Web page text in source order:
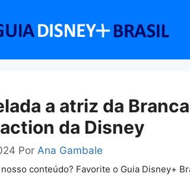
a atriz da
da Disney
Por Ana Gambale
conteúdo? Favorite o Guia Disney+